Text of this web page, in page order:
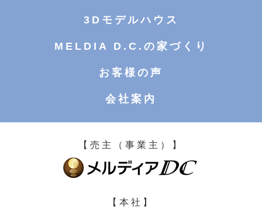
3Dモデルハウス
MELDIA D.C.の家づくり
お客様の声
会社案内
【売主（事業主）】
【本社】